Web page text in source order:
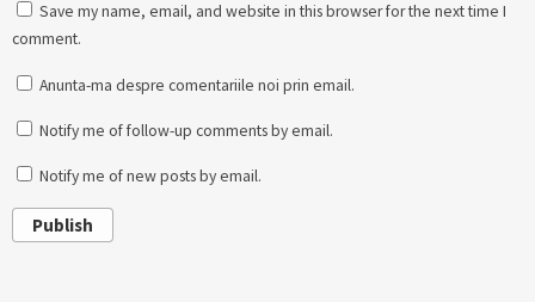
Save my name, email, and website in this browser for the next time I
comment.
Anunta-ma despre comentariile noi prin email.
Notify me of follow-up comments by email.
Notify me of new posts by email.
Publish